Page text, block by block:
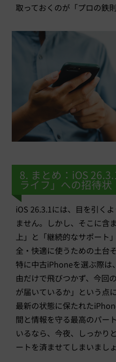
取っておくのが「プロの鉄則
8. まとめ：iOS
ライフ」への招待状
iOS 26.3.1には、目を引く
ません。しかし、そこに含
上」と「継続的なサポート
全・快適に使うための土台
特に中古iPhoneを選ぶ際は
由だけで飛びつかず、今回
が届いているか」という点
最新の状態に保たれた
間と情報を守る最高のパー
いるなら、今夜、しっかり
ートを済ませてしまいまし